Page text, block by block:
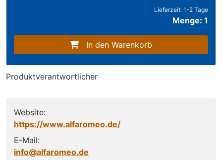
Lieferzeit: 1-2 Tage
Menge: 1
In den Warenkorb
Produktverantwortlicher
Website:
https://www.alfaromeo.de/
E-Mail:
info@alfaromeo.de